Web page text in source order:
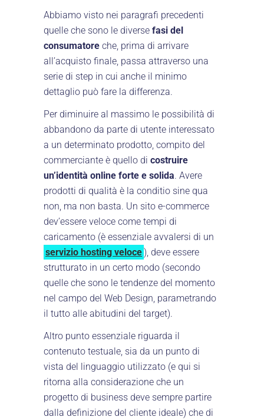
Abbiamo visto nei paragrafi precedenti
quelle che sono le diverse fasi del
consumatore che, prima di arrivare
all’acquisto finale, passa attraverso una
serie di step in cui anche il minimo
dettaglio può fare la differenza.
Per diminuire al massimo le possibilità di
abbandono da parte di utente interessato
a un determinato prodotto, compito del
commerciante è quello di costruire
un’identità online forte e solida. Avere
prodotti di qualità è la conditio sine qua
non, ma non basta. Un sito e-commerce
dev’essere veloce come tempi di
caricamento (è essenziale avvalersi di un
servizio hosting veloce ), deve essere
strutturato in un certo modo (secondo
quelle che sono le tendenze del momento
nel campo del Web Design, parametrando
il tutto alle abitudini del target).
Altro punto essenziale riguarda il
contenuto testuale, sia da un punto di
vista del linguaggio utilizzato (e qui si
ritorna alla considerazione che un
progetto di business deve sempre partire
dalla definizione del cliente ideale) che di